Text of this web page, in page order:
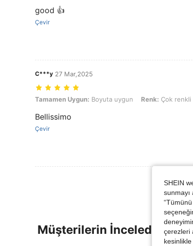
good 👍
Çevir
C***y 27 Mar,2025
Tamamen Uygun: Boyuta uygun, Renk: Çok renkli, Boyut:
Tamamen Uygun: Boyuta uygun Renk: Çok renkli
Bellissimo
Çevir
Müşterilerin İncelediği
SHEIN
çerezleri
kesinlikle